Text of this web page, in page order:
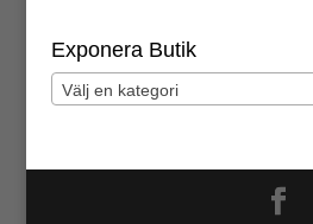
Exponera Butik
Välj en kategori